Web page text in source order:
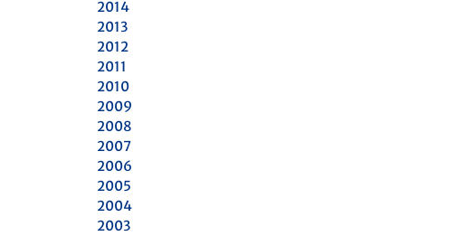
2014
2013
2012
2011
2010
2009
2008
2007
2006
2005
2004
2003